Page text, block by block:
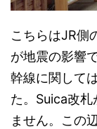
こちらはJR側
が地震の影響
幹線に関して
た。Suica改
ません。この